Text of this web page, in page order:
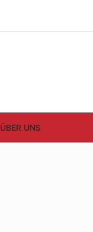
ÜBER UNS